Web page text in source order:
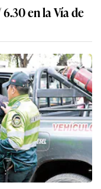
en la Vía de